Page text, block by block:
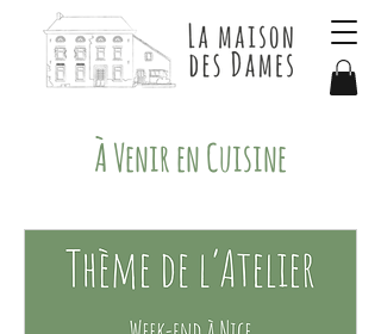
​À Venir en Cuisine